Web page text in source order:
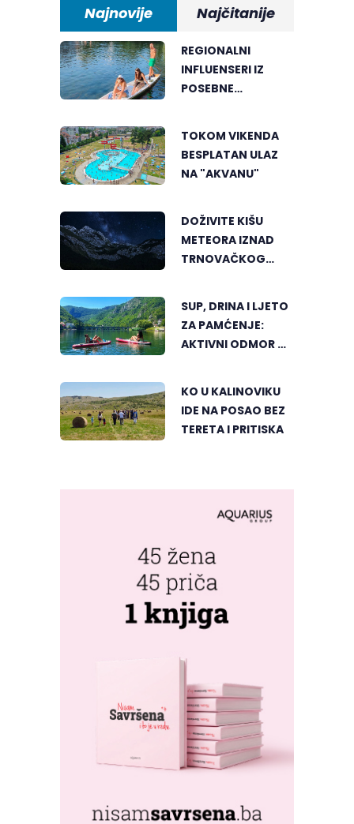
Najnovije Najčitanije
REGIONALNI
INFLUENSERI IZ
POSEBNE
BANJALUKU
TOKOM VIKENDA
BESPLATAN ULAZ
NA "AKVANU"
DOŽIVITE KIŠU
METEORA IZNAD
TRNOVAČKOG
SUP, DRINA I LJETO
ZA PAMĆENJE:
AKTIVNI ODMOR U
KO U KALINOVIKU
IDE NA POSAO BEZ
TERETA I PRITISKA